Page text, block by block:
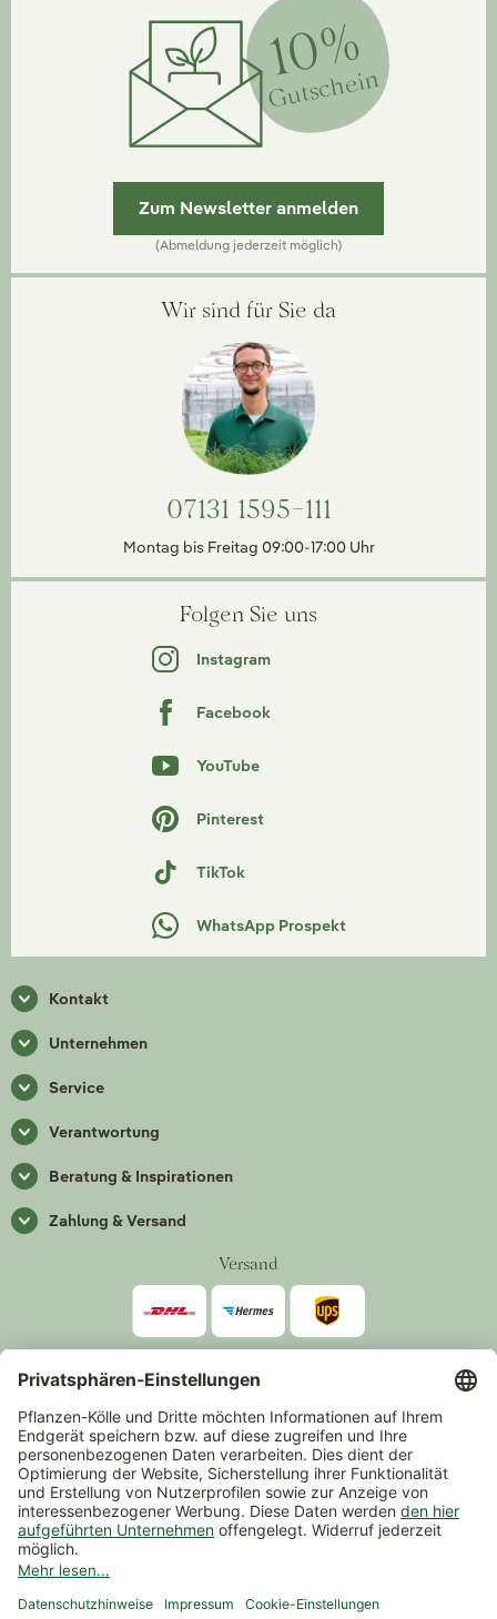
10%
Gutschein
Zum Newsletter anmelden
(Abmeldung jederzeit möglich)
Wir sind für Sie da
07131 1595-111
Montag bis Freitag 09:00-17:00 Uhr
Folgen Sie uns
Instagram
Facebook
YouTube
Pinterest
TikTok
WhatsApp Prospekt
Kontakt
Unternehmen
Service
Verantwortung
Beratung & Inspirationen
Zahlung & Versand
Versand
Zahlarten
*Alle Preise inkl. gesetzlicher Mehrwertsteuer zzgl.Versand
Mindestbestellwert 14,90 €, ausgenommen sind Gutscheine und
Events.